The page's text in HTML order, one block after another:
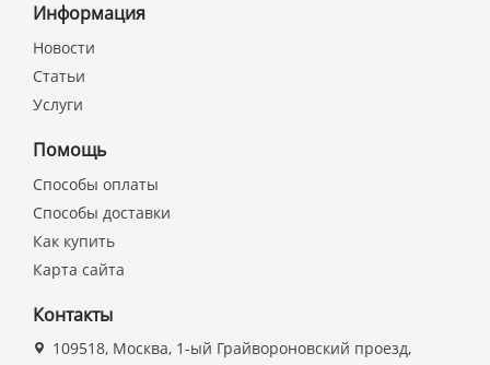
Информация
Новости
Статьи
Услуги
Помощь
Способы оплаты
Способы доставки
Как купить
Карта сайта
Контакты
109518, Москва, 1-ый Грайвороновский проезд,